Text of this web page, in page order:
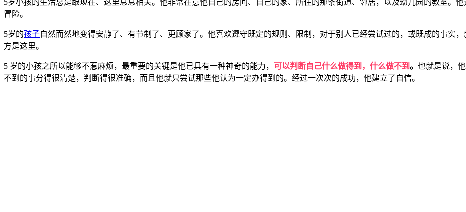
5岁小孩的生活总是跟现在、这里息息相关。他非常在意他自己的房间、自己的家、所住的那条街道、邻居，以及幼儿园的教室。
冒险。
5岁的孩子自然而然地变得安静了、有节制了、更顾家了。他喜欢遵守既定的规则、
限制，对于别人已经尝试过的，或既成的事实
方是这里。
5 岁的小孩之所以能够不惹麻烦，最重要的关键是他已具有一种神奇的能力， 可以判断自己什么做得到，什么做不到 。 也就是说，
不到的事分得很清楚，判断得很准确，而且他就只尝试那些他认为一定办得到的。经过一次次的成功，他建立了自信。